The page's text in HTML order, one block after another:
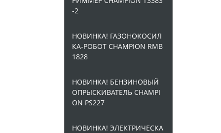
-2
НОВИНКА! ГАЗОНОКОСИЛ
КА-РОБОТ CHAMPION RMB
1828
НОВИНКА! БЕНЗИНОВЫЙ
ОПРЫСКИВАТЕЛЬ CHAMPI
ON PS227
НОВИНКА! ЭЛЕКТРИЧЕСКА